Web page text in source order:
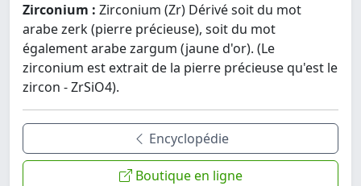
Zirconium : Zirconium (Zr) Dérivé soit du mot
arabe zerk (pierre précieuse), soit du mot
également arabe zargum (jaune d'or). (Le
zirconium est extrait de la pierre précieuse qu'est le
zircon - ZrSiO4).
Encyclopédie
Boutique en ligne